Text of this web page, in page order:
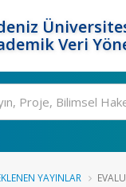
Veri
YAYINLAR